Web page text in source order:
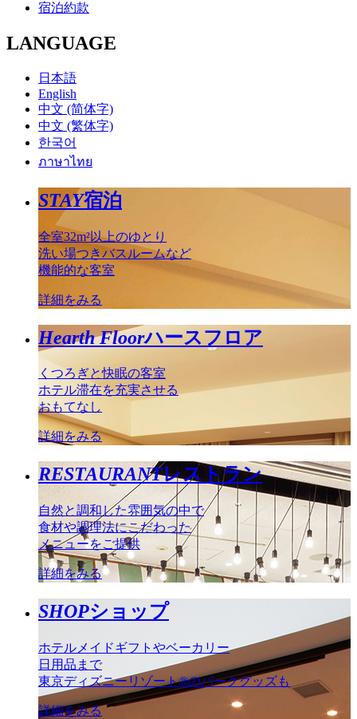
宿泊約款
LANGUAGE
日本語
English
中文 (简体字)
中文 (繁体字)
한국어
ภาษาไทย
STAY宿泊
全室32m²以上のゆとり
洗い場つきバスルームなど
機能的な客室
詳細をみる
Hearth Floorハースフロア
くつろぎと快眠の客室
ホテル滞在を充実させる
おもてなし
詳細をみる
RESTAURANTレストラン
自然と調和した雰囲気の中で
食材や調理法にこだわった
メニューをご提供
詳細をみる
SHOPショップ
ホテルメイドギフトやベーカリー
日用品まで
東京ディズニーリゾート®のパークグッズも
詳細をみる